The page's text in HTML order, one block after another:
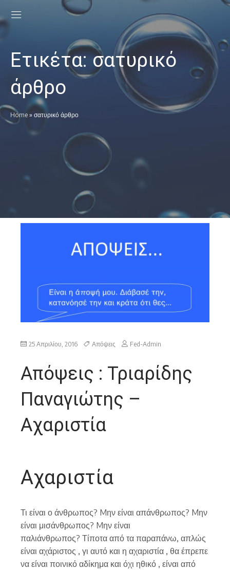
Ετικέτα:σατυρικό
άρθρο
Home » σατυρικό άρθρο
25 Απριλίου, 2016 Απόψεις Fed-Admin
Απόψεις : Τριαρίδης
Παναγιώτης –
Αχαριστία
Αχαριστία
Τι είναι ο άνθρωπος? Mην είναι απάνθρωπος? Mην
είναι μισάνθρωπος? Mην είναι
παλιάνθρωπος? Τίποτα από τα παραπάνω, απλώς
είναι αχάριστος , γι αυτό και η αχαριστία , θα έπρεπε
να είναι ποινικό αδίκημα και όχι ηθικό , είναι από